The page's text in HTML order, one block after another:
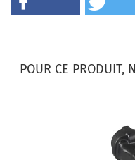
POUR CE PRODUIT,